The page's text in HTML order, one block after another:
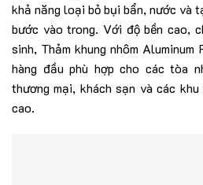
khả năng loại bỏ bụi bẩn, nước và
bước vào trong. Với độ bền cao,
sinh, Thảm khung nhôm
hàng đầu phù hợp cho các tòa
thương mại, khách sạn và các
cao.